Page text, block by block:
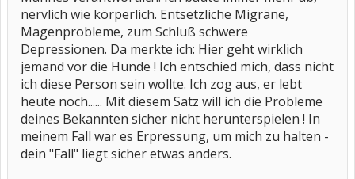
nervlich wie körperlich. Entsetzliche Migräne,
Magenprobleme, zum Schluß schwere
Depressionen. Da merkte ich: Hier geht wirklich
jemand vor die Hunde ! Ich entschied mich, dass nicht
ich diese Person sein wollte. Ich zog aus, er lebt
heute noch...... Mit diesem Satz will ich die Probleme
deines Bekannten sicher nicht herunterspielen ! In
meinem Fall war es Erpressung, um mich zu halten -
dein "Fall" liegt sicher etwas anders.